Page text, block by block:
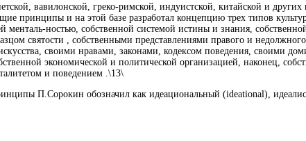
вавилонской, греко-римской, индуистской, китайской и
принципы и на этой базе разработал концепцию трех типов
менталь-ностью, собственной системой истины и знания,
святости , собственными представлениями правого и
своими нравами, законами, кодексом поведения, своими
экономической и политической организацией, наконец,
и поведением .\13\
П.Сорокин обозначил как идеациональный (ideational),